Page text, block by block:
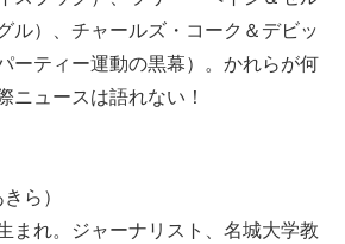
ル）、チャールズ・コーク＆デビッ
ーティー運動の黒幕）。かれらが何
ニュースは語れない！
ら）
まれ。ジャーナリスト、名城大学教